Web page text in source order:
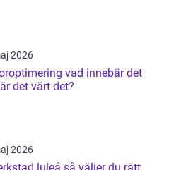
2026
vad innebär det
det värt det?
2026